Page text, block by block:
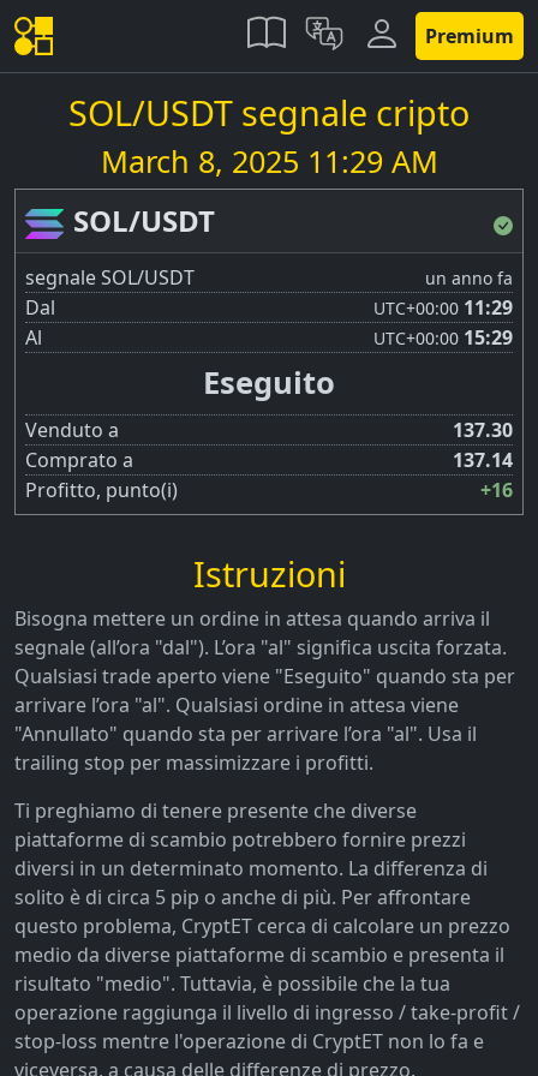
Premium
SOL/USDT segnale cripto
March 8, 2025 11:29 AM
SOL/USDT
segnale SOL/USDT un anno fa
Dal UTC+00:00 11:29
Al
UTC+00:00 15:29
Eseguito
Venduto a
137.30
Comprato a
137.14
Profitto, punto(i)
+16
Istruzioni
Bisogna mettere un ordine in attesa quando arriva il
segnale (all’ora "dal"). L’ora "al" significa uscita forzata.
Qualsiasi trade aperto viene "Eseguito" quando sta per
arrivare l’ora "al". Qualsiasi ordine in attesa viene
"Annullato" quando sta per arrivare l’ora "al". Usa il
trailing stop per massimizzare i profitti.
Ti preghiamo di tenere presente che diverse
piattaforme di scambio potrebbero fornire prezzi
diversi in un determinato momento. La differenza di
solito è di circa 5 pip o anche di più. Per affrontare
questo problema, CryptET cerca di calcolare un prezzo
medio da diverse piattaforme di scambio e presenta il
risultato "medio". Tuttavia, è possibile che la tua
operazione raggiunga il livello di ingresso / take-profit /
stop-loss mentre l'operazione di CryptET non lo fa e
viceversa, a causa delle differenze di prezzo.